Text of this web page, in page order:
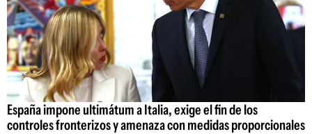
España impone ultimátum a Italia, exige el fin de los
controles fronterizos y amenaza con medidas proporcionales